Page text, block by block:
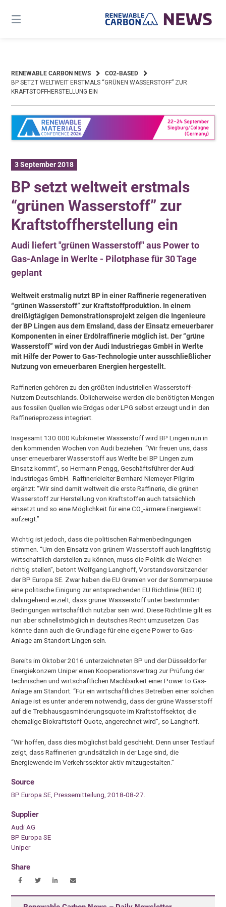
content
RENEWABLE CARBON NEWS
CO2-BASED
BP SETZT WELTWEIT ERSTMALS “GRÜNEN WASSERSTOFF” ZUR
KRAFTSTOFFHERSTELLUNG EIN
3 September 2018
BP setzt weltweit erstmals
“grünen Wasserstoff” zur
Kraftstoffherstellung ein
Audi liefert "grünen Wasserstoff" aus Power to
Gas-Anlage in Werlte - Pilotphase für 30 Tage
geplant
Weltweit erstmalig nutzt BP in einer Raffinerie regenerativen
“grünen Wasserstoff” zur Kraftstoffproduktion. In einem
dreißigtägigen Demonstrationsprojekt zeigen die Ingenieure
der BP Lingen aus dem Emsland, dass der Einsatz erneuerbarer
Komponenten in einer Erdölraffinerie möglich ist. Der “grüne
Wasserstoff” wird von der Audi Industriegas GmbH in Werlte
mit Hilfe der Power to Gas-Technologie unter ausschließlicher
Nutzung von erneuerbaren Energien hergestellt.
Raffinerien gehören zu den größten industriellen Wasserstoff-
Nutzern Deutschlands. Üblicherweise werden die benötigten Mengen
aus fossilen Quellen wie Erdgas oder LPG selbst erzeugt und in den
Raffinerieprozess integriert.
Insgesamt 130.000 Kubikmeter Wasserstoff wird BP Lingen nun in
den kommenden Wochen von Audi beziehen. “Wir freuen uns, dass
unser erneuerbarer Wasserstoff aus Werlte bei BP Lingen zum
Einsatz kommt”, so Hermann Pengg, Geschäftsführer der Audi
Industriegas GmbH. Raffinerieleiter Bernhard Niemeyer-Pilgrim
ergänzt: “Wir sind damit weltweit die erste Raffinerie, die grünen
Wasserstoff zur Herstellung von Kraftstoffen auch tatsächlich
einsetzt und so eine Möglichkeit für eine CO₂-ärmere Energiewelt
aufzeigt.”
Wichtig ist jedoch, dass die politischen Rahmenbedingungen
stimmen. “Um den Einsatz von grünem Wasserstoff auch langfristig
wirtschaftlich darstellen zu können, muss die Politik die Weichen
richtig stellen”, betont Wolfgang Langhoff, Vorstandsvorsitzender
der BP Europa SE. Zwar haben die EU Gremien vor der Sommerpause
eine politische Einigung zur entsprechenden EU Richtlinie (RED II)
dahingehend erzielt, dass grüner Wasserstoff unter bestimmten
Bedingungen wirtschaftlich nutzbar sein wird. Diese Richtlinie gilt es
nun aber schnellstmöglich in deutsches Recht umzusetzen. Das
könnte dann auch die Grundlage für eine eigene Power to Gas-
Anlage am Standort Lingen sein.
Bereits im Oktober 2016 unterzeichneten BP und der Düsseldorfer
Energiekonzern Uniper einen Kooperationsvertrag zur Prüfung der
technischen und wirtschaftlichen Machbarkeit einer Power to Gas-
Anlage am Standort. “Für ein wirtschaftliches Betreiben einer solchen
Anlage ist es unter anderem notwendig, dass der grüne Wasserstoff
auf die Treibhausgasminderungsquote im Kraftstoffsektor, die
ehemalige Biokraftstoff-Quote, angerechnet wird”, so Langhoff.
“Wir hoffen, dass dies möglichst bald geschieht. Denn unser Testlauf
zeigt, dass Raffinerien grundsätzlich in der Lage sind, die
Energiewende im Verkehrssektor aktiv mitzugestalten.”
Source
BP Europa SE, Pressemitteilung, 2018-08-27.
Supplier
Audi AG
BP Europa SE
Uniper
Share